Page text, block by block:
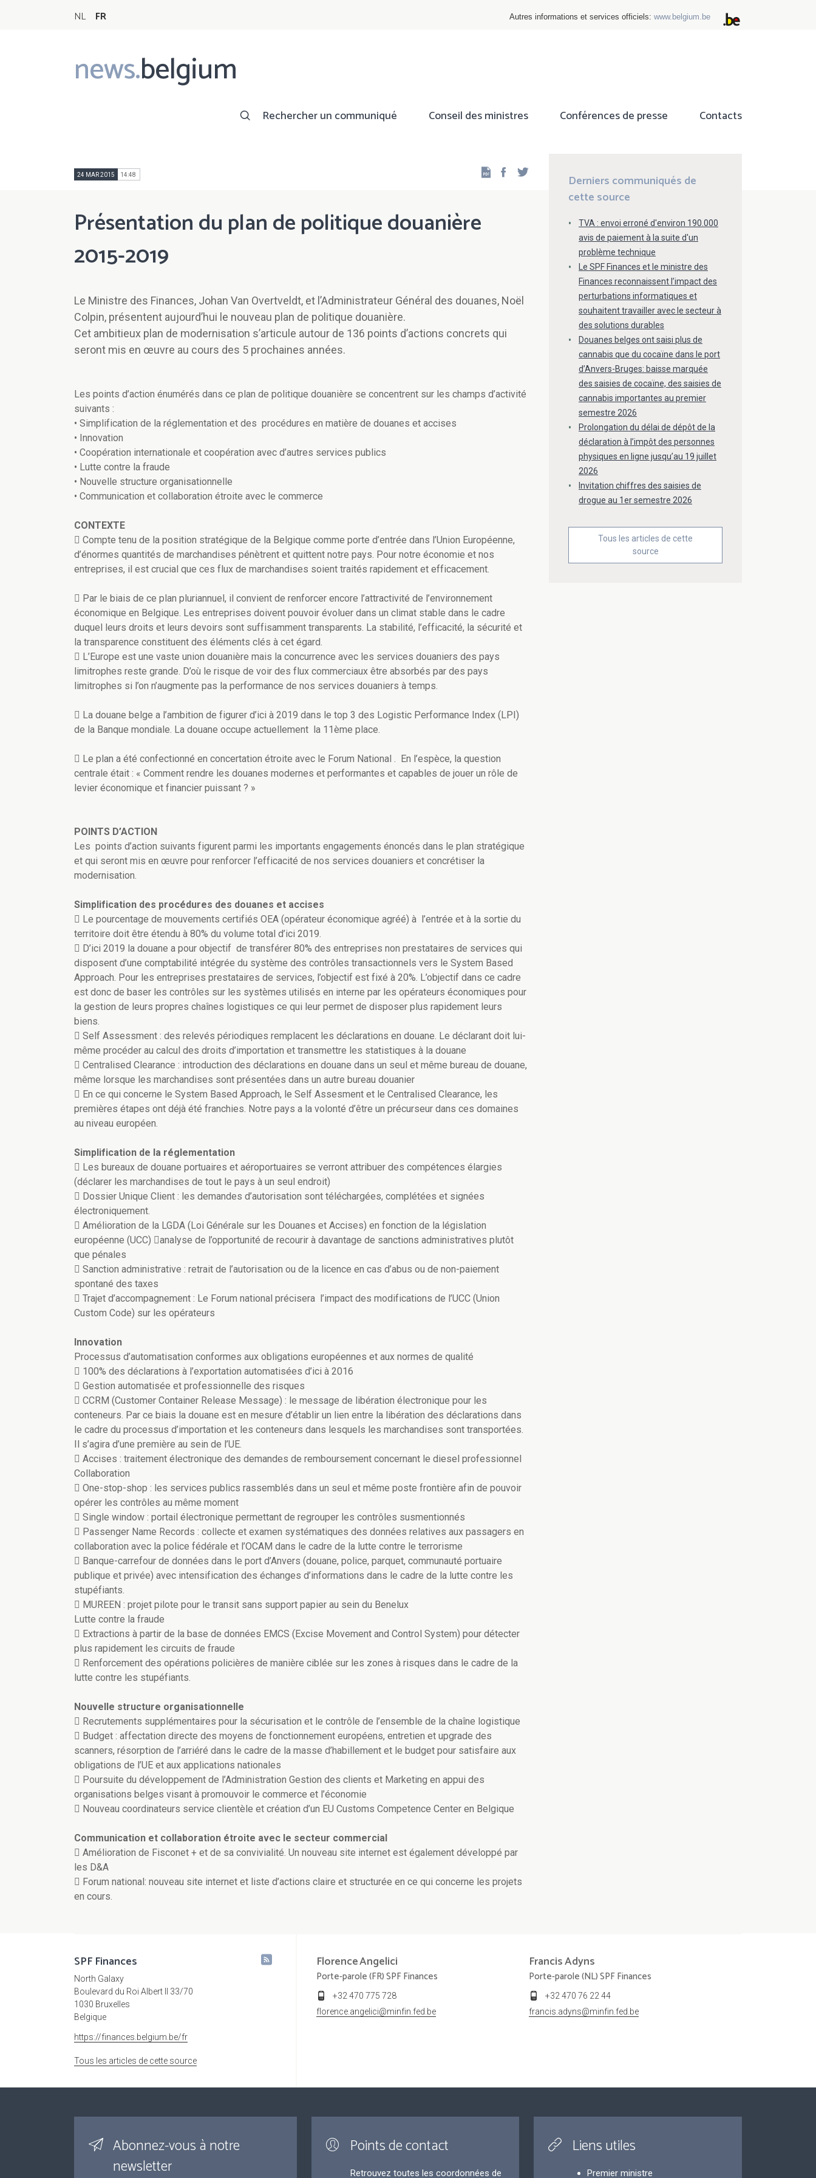
NL FR Autres informations et services officiels: www.belgium.be
news.belgium
Main
navigation
Rechercher un communiqué Conseil des ministres Conférences de presse Contacts
24 MAR 2015 14:48 Facebook
Présentation du plan de politique douanière
2015-2019
Le Ministre des Finances, Johan Van Overtveldt, et l’Administrateur Général des douanes, Noël
Colpin, présentent aujourd’hui le nouveau plan de politique douanière.
Cet ambitieux plan de modernisation s’articule autour de 136 points d’actions concrets qui
seront mis en œuvre au cours des 5 prochaines années.
Les points d’action énumérés dans ce plan de politique douanière se concentrent sur les champs d’activité
suivants :
• Simplification de la réglementation et des procédures en matière de douanes et accises
• Innovation
• Coopération internationale et coopération avec d’autres services publics
• Lutte contre la fraude
• Nouvelle structure organisationnelle
• Communication et collaboration étroite avec le commerce
CONTEXTE
 Compte tenu de la position stratégique de la Belgique comme porte d’entrée dans l’Union Européenne,
d’énormes quantités de marchandises pénètrent et quittent notre pays. Pour notre économie et nos
entreprises, il est crucial que ces flux de marchandises soient traités rapidement et efficacement.
 Par le biais de ce plan pluriannuel, il convient de renforcer encore l’attractivité de l’environnement
économique en Belgique. Les entreprises doivent pouvoir évoluer dans un climat stable dans le cadre
duquel leurs droits et leurs devoirs sont suffisamment transparents. La stabilité, l’efficacité, la sécurité et
la transparence constituent des éléments clés à cet égard.
 L’Europe est une vaste union douanière mais la concurrence avec les services douaniers des pays
limitrophes reste grande. D’où le risque de voir des flux commerciaux être absorbés par des pays
limitrophes si l’on n’augmente pas la performance de nos services douaniers à temps.
 La douane belge a l’ambition de figurer d’ici à 2019 dans le top 3 des Logistic Performance Index (LPI)
de la Banque mondiale. La douane occupe actuellement la 11ème place.
 Le plan a été confectionné en concertation étroite avec le Forum National . En l’espèce, la question
centrale était : « Comment rendre les douanes modernes et performantes et capables de jouer un rôle de
levier économique et financier puissant ? »
POINTS D’ACTION
Les points d’action suivants figurent parmi les importants engagements énoncés dans le plan stratégique
et qui seront mis en œuvre pour renforcer l’efficacité de nos services douaniers et concrétiser la
modernisation.
Simplification des procédures des douanes et accises
 Le pourcentage de mouvements certifiés OEA (opérateur économique agréé) à l’entrée et à la sortie du
territoire doit être étendu à 80% du volume total d’ici 2019.
 D’ici 2019 la douane a pour objectif de transférer 80% des entreprises non prestataires de services qui
disposent d’une comptabilité intégrée du système des contrôles transactionnels vers le System Based
Approach. Pour les entreprises prestataires de services, l’objectif est fixé à 20%. L’objectif dans ce cadre
est donc de baser les contrôles sur les systèmes utilisés en interne par les opérateurs économiques pour
la gestion de leurs propres chaînes logistiques ce qui leur permet de disposer plus rapidement leurs
biens.
 Self Assessment : des relevés périodiques remplacent les déclarations en douane. Le déclarant doit lui-
même procéder au calcul des droits d’importation et transmettre les statistiques à la douane
 Centralised Clearance : introduction des déclarations en douane dans un seul et même bureau de douane,
même lorsque les marchandises sont présentées dans un autre bureau douanier
 En ce qui concerne le System Based Approach, le Self Assesment et le Centralised Clearance, les
premières étapes ont déjà été franchies. Notre pays a la volonté d’être un précurseur dans ces domaines
au niveau européen.
Simplification de la réglementation
 Les bureaux de douane portuaires et aéroportuaires se verront attribuer des compétences élargies
(déclarer les marchandises de tout le pays à un seul endroit)
 Dossier Unique Client : les demandes d’autorisation sont téléchargées, complétées et signées
électroniquement.
 Amélioration de la LGDA (Loi Générale sur les Douanes et Accises) en fonction de la législation
européenne (UCC) analyse de l’opportunité de recourir à davantage de sanctions administratives plutôt
que pénales
 Sanction administrative : retrait de l’autorisation ou de la licence en cas d’abus ou de non-paiement
spontané des taxes
 Trajet d’accompagnement : Le Forum national précisera l’impact des modifications de l’UCC (Union
Custom Code) sur les opérateurs
Innovation
Processus d’automatisation conformes aux obligations européennes et aux normes de qualité
 100% des déclarations à l’exportation automatisées d’ici à 2016
 Gestion automatisée et professionnelle des risques
 CCRM (Customer Container Release Message) : le message de libération électronique pour les
conteneurs. Par ce biais la douane est en mesure d’établir un lien entre la libération des déclarations dans
le cadre du processus d’importation et les conteneurs dans lesquels les marchandises sont transportées.
Il s’agira d’une première au sein de l’UE.
 Accises : traitement électronique des demandes de remboursement concernant le diesel professionnel
Collaboration
 One-stop-shop : les services publics rassemblés dans un seul et même poste frontière afin de pouvoir
opérer les contrôles au même moment
 Single window : portail électronique permettant de regrouper les contrôles susmentionnés
 Passenger Name Records : collecte et examen systématiques des données relatives aux passagers en
collaboration avec la police fédérale et l’OCAM dans le cadre de la lutte contre le terrorisme
 Banque-carrefour de données dans le port d’Anvers (douane, police, parquet, communauté portuaire
publique et privée) avec intensification des échanges d’informations dans le cadre de la lutte contre les
stupéfiants.
 MUREEN : projet pilote pour le transit sans support papier au sein du Benelux
Lutte contre la fraude
 Extractions à partir de la base de données EMCS (Excise Movement and Control System) pour détecter
plus rapidement les circuits de fraude
 Renforcement des opérations policières de manière ciblée sur les zones à risques dans le cadre de la
lutte contre les stupéfiants.
Nouvelle structure organisationnelle
 Recrutements supplémentaires pour la sécurisation et le contrôle de l’ensemble de la chaîne logistique
 Budget : affectation directe des moyens de fonctionnement européens, entretien et upgrade des
scanners, résorption de l’arriéré dans le cadre de la masse d’habillement et le budget pour satisfaire aux
obligations de l’UE et aux applications nationales
 Poursuite du développement de l’Administration Gestion des clients et Marketing en appui des
organisations belges visant à promouvoir le commerce et l’économie
 Nouveau coordinateurs service clientèle et création d’un EU Customs Competence Center en Belgique
Communication et collaboration étroite avec le secteur commercial
 Amélioration de Fisconet + et de sa convivialité. Un nouveau site internet est également développé par
les D&A
 Forum national: nouveau site internet et liste d’actions claire et structurée en ce qui concerne les projets
en cours.
Derniers communiqués de
cette source
TVA : envoi erroné d'environ 190.000
avis de paiement à la suite d'un
problème technique
Le SPF Finances et le ministre des
Finances reconnaissent l’impact des
perturbations informatiques et
souhaitent travailler avec le secteur à
des solutions durables
Douanes belges ont saisi plus de
cannabis que du cocaïne dans le port
d’Anvers-Bruges: baisse marquée
des saisies de cocaïne, des saisies de
cannabis importantes au premier
semestre 2026
Prolongation du délai de dépôt de la
déclaration à l’impôt des personnes
physiques en ligne jusqu’au 19 juillet
2026
Invitation chiffres des saisies de
drogue au 1er semestre 2026
Tous les articles de cette
source
SPF Finances
North Galaxy
Boulevard du Roi Albert II 33/70
1030 Bruxelles
Belgique
https://finances.belgium.be/fr
Tous les articles de cette source
FlorenceAngelici
Porte-parole (FR) SPF Finances
+32 470 775 728
florence.angelici@minfin.fed.be
FrancisAdyns
Porte-parole (NL) SPF Finances
+32 470 76 22 44
francis.adyns@minfin.fed.be
Abonnez-vous à notre
newsletter
Points de contact
Retrouvez toutes les coordonnées de
Liens utiles
Premier ministre